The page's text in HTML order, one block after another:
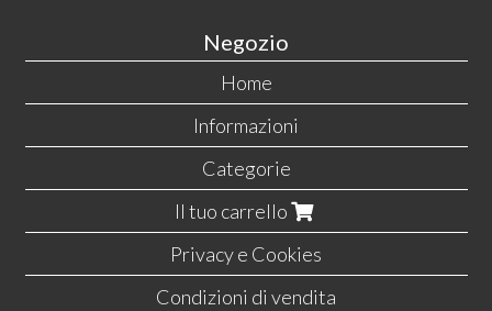
Negozio
Home
Informazioni
Categorie
Il tuo carrello
Privacy e Cookies
Condizioni di vendita